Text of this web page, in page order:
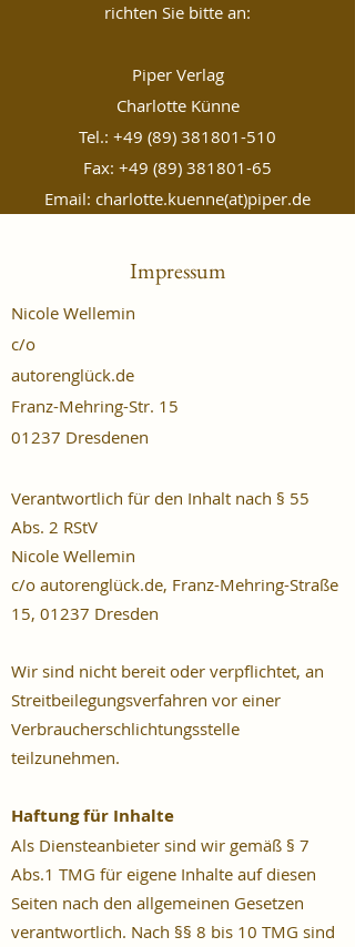
richten Sie bitte an:
Piper Verlag
Charlotte Künne
Tel.: +49 (89) 381801-510
Fax: +49 (89) 381801-65
Email: charlotte.kuenne(at)piper.de
Impressum
Nicole Wellemin
c/o
autorenglück.de
Franz-Mehring-Str. 15
01237 Dresdenen
Verantwortlich für den Inhalt nach § 55
Abs. 2 RStV
Nicole Wellemin
c/o autorenglück.de, Franz-Mehring-Straße
15, 01237 Dresden
Wir sind nicht bereit oder verpflichtet, an
Streitbeilegungsverfahren vor einer
Verbraucherschlichtungsstelle
teilzunehmen.
Haftung für Inhalte
Als Diensteanbieter sind wir gemäß § 7
Abs.1 TMG für eigene Inhalte auf diesen
Seiten nach den allgemeinen Gesetzen
verantwortlich. Nach §§ 8 bis 10 TMG sind